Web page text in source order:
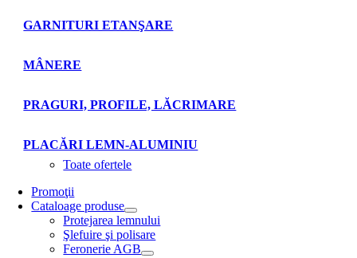
GARNITURI ETANŞARE
MÂNERE
PRAGURI, PROFILE, LĂCRIMARE
PLACĂRI LEMN-ALUMINIU
Toate ofertele
Promoţii
Cataloage produse
Protejarea lemnului
Şlefuire şi polisare
Feronerie AGB